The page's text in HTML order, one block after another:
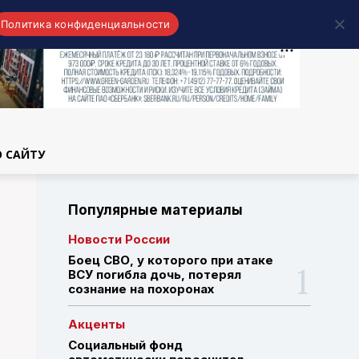
САЙТУ
Популярные материалы
Новости России
Боец СВО, у которого при атаке
ВСУ погибла дочь, потерял
сознание на похоронах
Акценты
Социальный фонд
Политика конфиденциальности